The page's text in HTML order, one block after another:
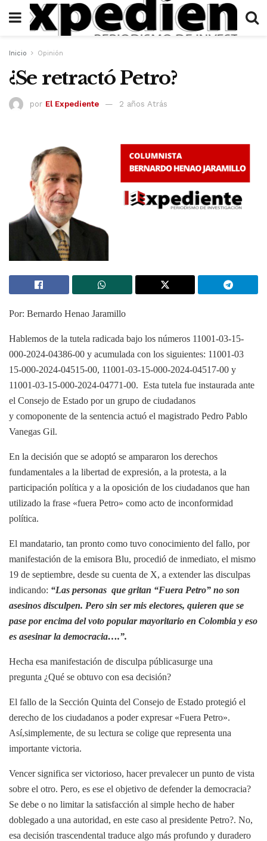
Inicio Opinión
¿Se retractó Petro?
por El Expediente 2 años Atrás
Por: Bernardo Henao Jaramillo
Hablemos de la tutela radicada bajo los números 11001-03-15-
000-2024-04386-00 y acumulada con los siguientes: 11001-03
15-000-2024-04515-00, 11001-03-15-000-2024-04517-00 y
11001-03-15-000-2024-04771-00. Esta tutela fue instaurada ante
el Consejo de Estado por un grupo de ciudadanos
y comoponente de la sentencia actuó el magistrado Pedro Pablo
Vanegas Gil.
En la decisión que se adoptó se ampararon los derechos
fundamentales a la libertad de expresión, a la protesta, a la
participación política y a la oposición de los ciudadanos que han
utilizado la frase «fuera Petro» como acto de inconformidad
política.
El mandatario, tan pronto como tuvo conocimiento del fallo, por
manifestación de la emisora Blu, procedió de inmediato, el mismo
19 de septiembre, desde su cuenta de X, a extender las disculpas
indicando: “Las personas que gritan “Fuera Petro” no son
asesinos disculpen. Pero sin ser mis electores, quieren que se
pase por encima del voto popular mayoritario en Colombia y eso
es asesinarla democracia….”.
Hecha esa manifestación de disculpa públicasurge una
pregunta ¿Qué se obtuvo con esa decisión?
El fallo de la Sección Quinta del Consejo de Estado protegió el
derecho de los ciudadanos a poder expresar «Fuera Petro».
Así,simplemente, de su lectura se colige que representa una
importante victoria.
Vencer significa ser victorioso, hacer prevalecer un punto de vista
sobre el otro. Pero, es ese el objetivo de defender la democracia?
Se debe o no limitar la satisfacción al simple hecho de haber
doblegado a una autoridad, en este caso al presidente Petro?. No,
esa decisión trascendental traduce algo más profundo y duradero